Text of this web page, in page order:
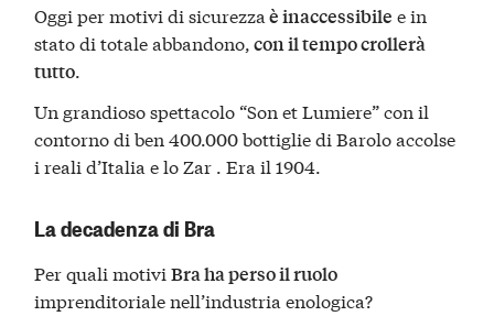
Oggi per motivi di sicurezza è inaccessibile e in
stato di totale abbandono,con il tempo crollerà
tutto.
Un grandioso spettacolo “Son et Lumiere” con il
contorno di ben 400.000 bottiglie di Barolo accolse
i reali d’Italia e lo Zar . Era il 1904.
La decadenza di Bra
Per quali motiviBra ha perso il ruolo
imprenditoriale nell’industria enologica?